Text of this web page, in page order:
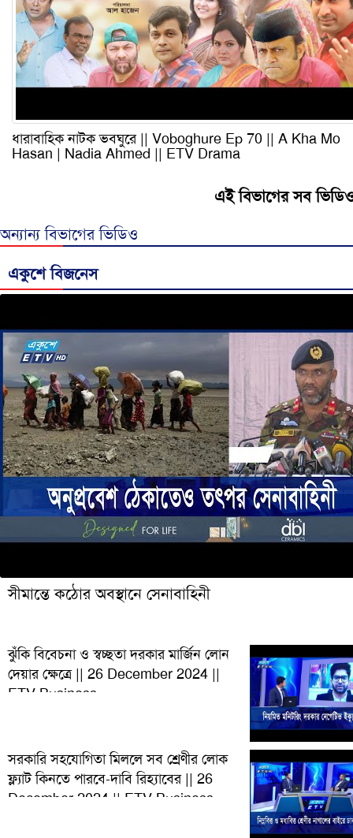
ধারাবাহিক নাটক ভবঘুরে || Voboghure Ep 70 || A Kha Mo
Hasan | Nadia Ahmed || ETV Drama
এই বিভাগের সব
অন্যান্য বিভাগের ভিডিও
একুশে বিজনেস
সীমান্তে কঠোর অবস্থানে সেনাবাহিনী
ঝুঁকি বিবেচনা ও স্বচ্ছতা দরকার মার্জিন লোন
দেয়ার ক্ষেত্রে || 26 December 2024 ||
ETV Business
সরকারি সহযোগিতা মিললে সব শ্রেণীর লোক
ফ্ল্যাট কিনতে পারবে-দাবি রিহ্যাবের || 26
December 2024 || ETV Business